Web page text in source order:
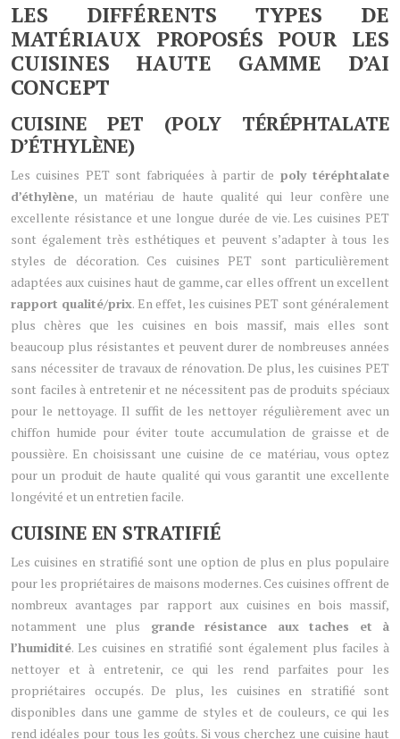
LES DIFFÉRENTS TYPES DE
MATÉRIAUX PROPOSÉS POUR LES
CUISINES HAUTE GAMME D’AI
CONCEPT
CUISINE PET (POLY TÉRÉPHTALATE
D’ÉTHYLÈNE)
Les cuisines PET sont fabriquées à partir de poly téréphtalate
d’éthylène, un matériau de haute qualité qui leur confère une
excellente résistance et une longue durée de vie. Les cuisines PET
sont également très esthétiques et peuvent s’adapter à tous les
styles de décoration. Ces cuisines PET sont particulièrement
adaptées aux cuisines haut de gamme, car elles offrent un excellent
rapport qualité/prix. En effet, les cuisines PET sont généralement
plus chères que les cuisines en bois massif, mais elles sont
beaucoup plus résistantes et peuvent durer de nombreuses années
sans nécessiter de travaux de rénovation. De plus, les cuisines PET
sont faciles à entretenir et ne nécessitent pas de produits spéciaux
pour le nettoyage. Il suffit de les nettoyer régulièrement avec un
chiffon humide pour éviter toute accumulation de graisse et de
poussière. En choisissant une cuisine de ce matériau, vous optez
pour un produit de haute qualité qui vous garantit une excellente
longévité et un entretien facile.
CUISINE EN STRATIFIÉ
Les cuisines en stratifié sont une option de plus en plus populaire
pour les propriétaires de maisons modernes. Ces cuisines offrent de
nombreux avantages par rapport aux cuisines en bois massif,
notamment une plus grande résistance aux taches et à
l’humidité. Les cuisines en stratifié sont également plus faciles à
nettoyer et à entretenir, ce qui les rend parfaites pour les
propriétaires occupés. De plus, les cuisines en stratifié sont
disponibles dans une gamme de styles et de couleurs, ce qui les
rend idéales pour tous les goûts. Si vous cherchez une cuisine haut